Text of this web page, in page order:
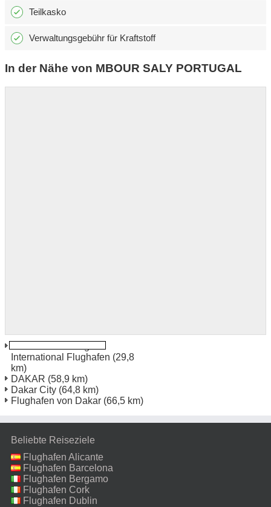
Teilkasko
Verwaltungsgebühr für Kraftstoff
In der Nähe von MBOUR SALY PORTUGAL
International Flughafen (29,8
km)
DAKAR (58,9 km)
Dakar City (64,8 km)
Flughafen von Dakar (66,5 km)
Beliebte Reiseziele
Flughafen Alicante
Flughafen Barcelona
Flughafen Bergamo
Flughafen Cork
Flughafen Dublin